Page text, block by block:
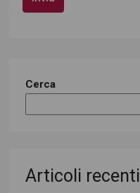
Cerca
Articoli recenti